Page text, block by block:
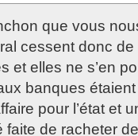
que vous
cessent donc
et elles ne s’en
banques
pour l’état et
faite de racheter